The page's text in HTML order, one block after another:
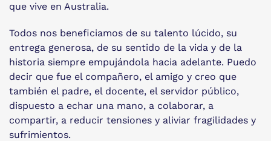
que vive en Australia.
Todos nos beneficiamos de su talento lúcido, su
entrega generosa, de su sentido de la vida y de la
historia siempre empujándola hacia adelante. Puedo
decir que fue el compañero, el amigo y creo que
también el padre, el docente, el servidor público,
dispuesto a echar una mano, a colaborar, a
compartir, a reducir tensiones y aliviar fragilidades y
sufrimientos.